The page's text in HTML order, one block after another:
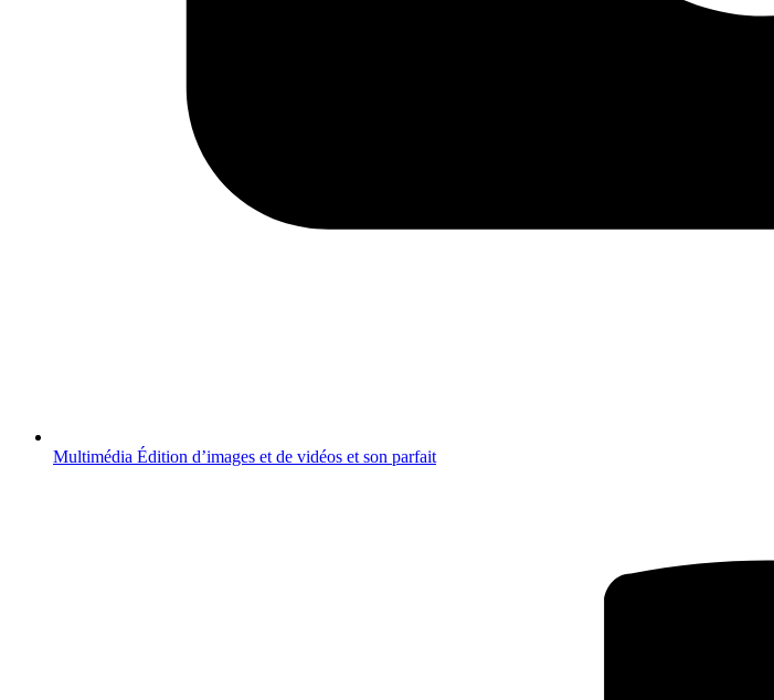
Multimédia Édition d’images et de vidéos et son parfait